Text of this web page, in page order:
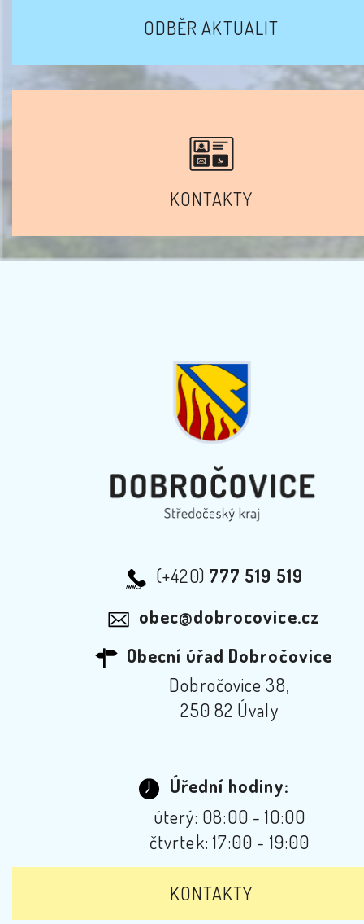
ODBĚR AKTUALIT
KONTAKTY
(+420) 777 519 519
obec@dobrocovice.cz
Obecní úřad Dobročovice
Dobročovice 38,
250 82 Úvaly
Úřední hodiny:
úterý: 08:00 - 10:00
čtvrtek: 17:00 - 19:00
KONTAKTY